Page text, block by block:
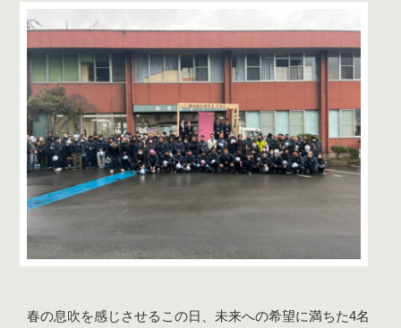
春の息吹を感じさせるこの日、未来への希望に満ちた4名